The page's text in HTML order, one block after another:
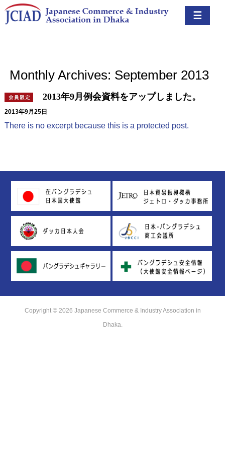
☰
Monthly Archives: September 2013
2013年9月例会資料をアップしました。
2013年9月25日
There is no excerpt because this is a protected post.
Copyright © 2026 Japanese Commerce & Industry Association in
Dhaka.